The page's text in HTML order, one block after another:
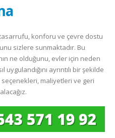
konforu ve çevre dostu
sizlere sunmaktadır. Bu
ne olduğunu, evler için neden
ayrıntılı bir şekilde
seçenekleri, maliyetleri ve geri